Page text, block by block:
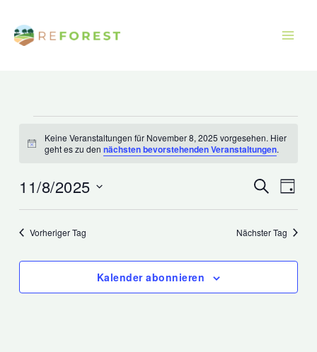
Inhalt
springen
für
8,
Hinweis
Keine Veranstaltungen für November 8, 2025 vorgesehen. Hier
geht es zu den nächsten bevorstehenden Veranstaltungen.
Ansichten,
Navigation
SucheTag
11/8/2025
Datum
wählen.
Vorheriger Tag Nächster Tag
Kalender abonnieren